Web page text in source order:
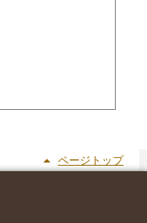
ページトップ